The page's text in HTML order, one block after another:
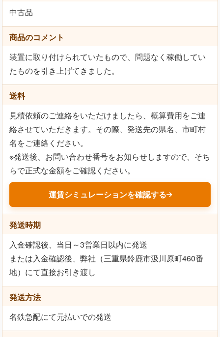
中古品
商品のコメント
装置に取り付けられていたもので、問題なく稼働してい
たものを引き上げてきました。
送料
見積依頼のご連絡をいただけましたら、概算費用をご連
絡させていただきます。その際、発送先の県名、市町村
名をご連絡ください。
※発送後、お問い合わせ番号をお知らせしますので、そち
らで正式な金額をご確認ください。
運賃シミュレーションを確認する
発送時期
入金確認後、当日～3営業日以内に発送
または入金確認後、弊社（三重県鈴鹿市汲川原町460番
地）にて直接お引き渡し
発送方法
名鉄急配にて元払いでの発送